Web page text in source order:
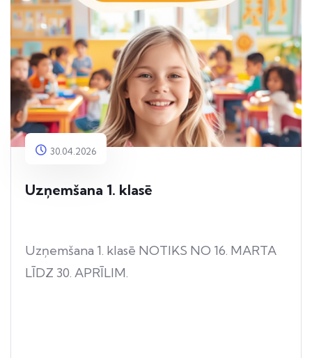
30.04.2026
Uzņemšana 1. klasē
Uzņemšana 1. klasē NOTIKS NO 16. MARTA
LĪDZ 30. APRĪLIM.